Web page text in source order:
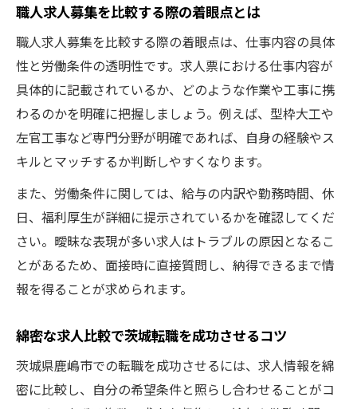
職人求人募集を比較する際の着眼点とは
職人求人募集を比較する際の着眼点は、仕事内容の具体
性と労働条件の透明性です。求人票における仕事内容が
具体的に記載されているか、どのような作業や工事に携
わるのかを明確に把握しましょう。例えば、型枠大工や
左官工事など専門分野が明確であれば、自身の経験やス
キルとマッチするか判断しやすくなります。
また、労働条件に関しては、給与の内訳や勤務時間、休
日、福利厚生が詳細に提示されているかを確認してくだ
さい。曖昧な表現が多い求人はトラブルの原因となるこ
とがあるため、面接時に直接質問し、納得できるまで情
報を得ることが求められます。
綿密な求人比較で茨城転職を成功させるコツ
茨城県鹿嶋市での転職を成功させるには、求人情報を綿
密に比較し、自分の希望条件と照らし合わせることがコ